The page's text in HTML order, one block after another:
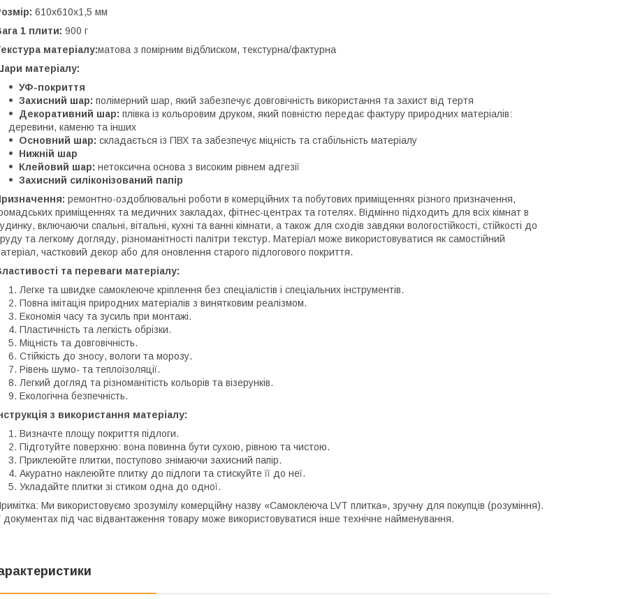
610х610х1,5 мм
1 плити: 900 г
матеріалу:матова з помірним відблиском, текстурна/фактурна
матеріалу:
УФ-покриття
Захисний шар: полімерний шар, який забезпечує довговічність використання та захист від тертя
Декоративний шар: плівка із кольоровим друком, який повністю передає фактуру природних матеріалів:
деревини, каменю та інших
Основний шар: складається із ПВХ та забезпечує міцність та стабільність матеріалу
Нижній шар
Клейовий шар: нетоксична основа з високим рівнем адгезії
Захисний силіконізований папір
ремонтно-оздоблювальні роботи в комерційних та побутових приміщеннях різного призначення,
приміщеннях та медичних закладах, фітнес-центрах та готелях. Відмінно підходить для всіх кімнат в
включаючи спальні, вітальні, кухні та ванні кімнати, а також для сходів завдяки вологостійкості, стійкості до
та легкому догляду, різноманітності палітри текстур. Матеріал може використовуватися як самостійний
частковий декор або для оновлення старого підлогового покриття.
та переваги матеріалу:
Легке та швидке самоклеюче кріплення без спеціалістів і спеціальних інструментів.
Повна імітація природних матеріалів з винятковим реалізмом.
Економія часу та зусиль при монтажі.
Пластичність та легкість обрізки.
Міцність та довговічність.
Стійкість до зносу, вологи та морозу.
Рівень шумо- та теплоізоляції.
Легкий догляд та різноманітість кольорів та візерунків.
Екологічна безпечність.
з використання матеріалу:
Визначте площу покриття підлоги.
Підготуйте поверхню: вона повинна бути сухою, рівною та чистою.
Приклеюйте плитки, поступово знімаючи захисний папір.
Акуратно наклеюйте плитку до підлоги та стискуйте її до неї.
Укладайте плитки зі стиком одна до одної.
Ми використовуємо зрозумілу комерційну назву «Самоклеюча LVT плитка», зручну для покупців (розуміння).
документах під час відвантаження товару може використовуватися інше технічне найменування.